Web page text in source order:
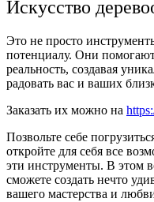
Искусство
Это не просто
потенциалу. Они
реальность, создавая
радовать вас и ваших
Заказать их можно на
Позвольте себе
откройте для себя все
эти инструменты. В этом
сможете создать нечто
вашего мастерства и